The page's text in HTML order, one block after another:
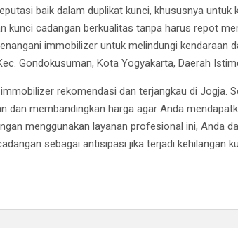
baik dalam duplikat kunci, khususnya untuk
kunci cadangan berkualitas tanpa harus repot
immobilizer untuk melindungi kendaraan
Gondokusuman, Kota Yogyakarta, Daerah
rekomendasi dan terjangkau di Jogja.
dan membandingkan harga agar Anda
menggunakan layanan profesional ini, Anda
sebagai antisipasi jika terjadi kehilangan